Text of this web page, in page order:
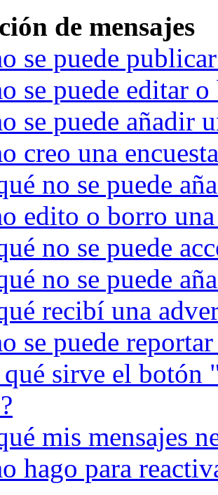
de mensajes
se puede
se puede editar
se puede añadir
creo una
no se puede
edito o borro una
no se puede
no se puede
recibí una
se puede
qué sirve el
mis mensajes
hago para